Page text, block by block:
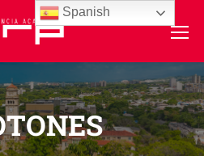
Spanish